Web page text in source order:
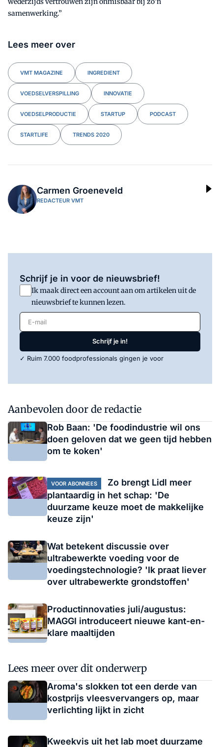
samenwerking.”
Lees meer over
VMT MAGAZINE INGREDIENT
VOEDSELVERSPILLING INNOVATIE
VOEDSELPRODUCTIE STARTUP PODCAST
STARTLIFE TRENDS 2020
Carmen Groeneveld
REDACTEUR VMT
Schrijf je in voor de nieuwsbrief!
Ik maak direct een account aan om artikelen uit de
nieuwsbrief te kunnen lezen.
E-mail
Schrijf je in!
✓ Ruim 7.000 foodprofessionals gingen je voor
Aanbevolen door de redactie
Rob Baan: 'De foodindustrie wil ons
doen geloven dat we geen tijd hebben
om te koken'
VOOR ABONNEES
Zo brengt Lidl meer
plantaardig in het schap: 'De
duurzame keuze moet de makkelijke
keuze zijn'
Wat betekent discussie over
ultrabewerkte voeding voor de
voedingstechnologie? 'Ik praat liever
over ultrabewerkte grondstoffen'
Productinnovaties juli/augustus:
MAGGI introduceert nieuwe kant-en-
klare maaltijden
Lees meer over dit onderwerp
Aroma's slokken tot een derde van
kostprijs vleesvervangers op, maar
verlichting lijkt in zicht
Kweekvis uit het lab moet duurzame